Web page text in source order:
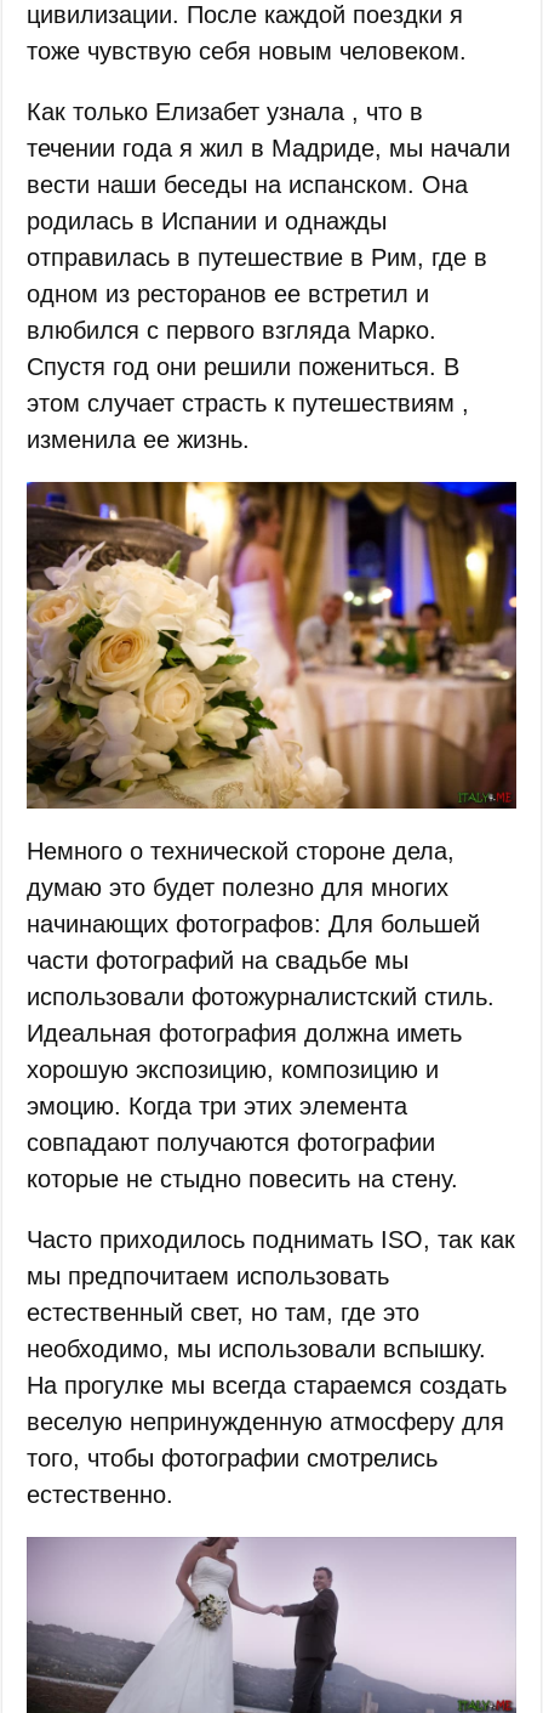
цивилизации. После каждой поездки я
тоже чувствую себя новым человеком.
Как только Елизабет узнала , что в
течении года я жил в Мадриде, мы начали
вести наши беседы на испанском. Она
родилась в Испании и однажды
отправилась в путешествие в Рим, где в
одном из ресторанов ее встретил и
влюбился с первого взгляда Марко.
Спустя год они решили пожениться. В
этом случает страсть к путешествиям ,
изменила ее жизнь.
Немного о технической стороне дела,
думаю это будет полезно для многих
начинающих фотографов: Для большей
части фотографий на свадьбе мы
использовали фотожурналистский стиль.
Идеальная фотография должна иметь
хорошую экспозицию, композицию и
эмоцию. Когда три этих элемента
совпадают получаются фотографии
которые не стыдно повесить на стену.
Часто приходилось поднимать ISO, так как
мы предпочитаем использовать
естественный свет, но там, где это
необходимо, мы использовали вспышку.
На прогулке мы всегда стараемся создать
веселую непринужденную атмосферу для
того, чтобы фотографии смотрелись
естественно.